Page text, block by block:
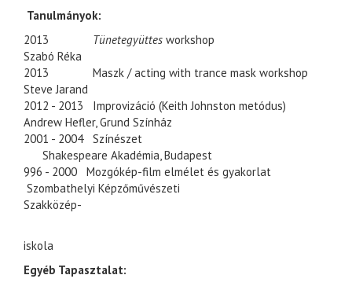
Tanulmányok:
2013
Tünetegyüttes workshop
Szabó Réka
2013
Maszk / acting with trance mask workshop
Steve Jarand
2012 - 2013
Improvizáció (Keith Johnston metódus)
Andrew Hefler, Grund Színház
2001 - 2004
Színészet
Shakespeare Akadémia, Budapest
996 - 2000
Mozgókép-film elmélet és gyakorlat
Szombathelyi Képzőművészeti
Szakközép-
iskola
Egyéb Tapasztalat: